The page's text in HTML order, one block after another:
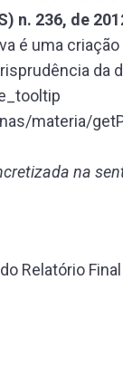
n. 236, de
é uma
da
materia/
na
Relatório Final